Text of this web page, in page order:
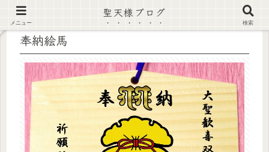
奉納絵馬
メニュー
聖天様ブログ
検索